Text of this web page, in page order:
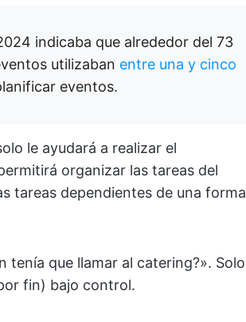
indicaba que alrededor del 73
utilizaban entre una y cinco
eventos.
le ayudará a realizar el
organizar las tareas del
tareas dependientes de una forma
tenía que llamar al catering?». Solo
fin) bajo control.